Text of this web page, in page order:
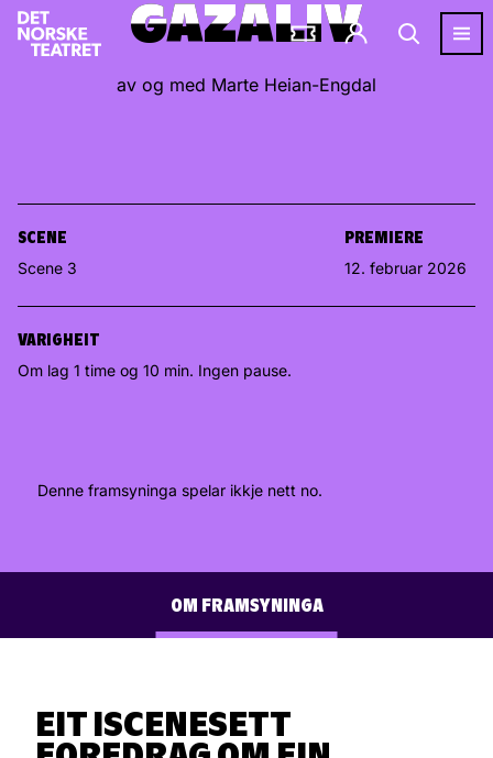
GAZALIV
GAZALIV
av og med Marte Heian-Engdal
SCENE
Scene 3
PREMIERE
12. februar 2026
VARIGHEIT
Om lag 1 time og 10 min. Ingen pause.
Denne framsyninga spelar ikkje nett no.
OM FRAMSYNINGA
KUNSTNARLEG LAG
EIT ISCENESETT